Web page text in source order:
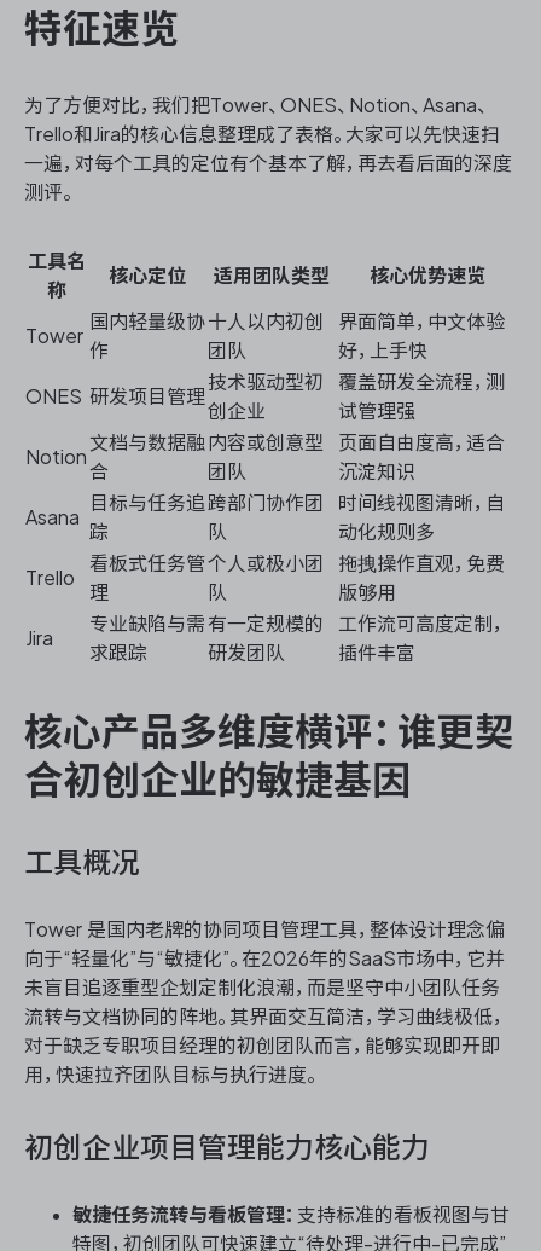
特征速览
为了方便对比，我们把Tower、ONES、Notion、Asana、
Trello和Jira的核心信息整理成了表格。大家可以先快速扫
一遍，对每个工具的定位有个基本了解，再去看后面的深度
测评。
工具名
称
核心定位 适用团队类型 核心优势速览
Tower
国内轻量级协
作
十人以内初创
团队
界面简单，中文体验
好，上手快
ONES 研发项目管理
技术驱动型初
创企业
覆盖研发全流程，测
试管理强
Notion
文档与数据融
合
内容或创意型
团队
页面自由度高，适合
沉淀知识
Asana
目标与任务追
踪
跨部门协作团
队
时间线视图清晰，自
动化规则多
Trello
看板式任务管
理
个人或极小团
队
拖拽操作直观，免费
版够用
Jira
专业缺陷与需
求跟踪
有一定规模的
研发团队
工作流可高度定制，
插件丰富
核心产品多维度横评：谁更契
合初创企业的敏捷基因
工具概况
Tower 是国内老牌的协同项目管理工具，整体设计理念偏
向于“轻量化”与“敏捷化”。在2026年的SaaS市场中，它并
未盲目追逐重型企划定制化浪潮，而是坚守中小团队任务
流转与文档协同的阵地。其界面交互简洁，学习曲线极低，
对于缺乏专职项目经理的初创团队而言，能够实现即开即
用，快速拉齐团队目标与执行进度。
初创企业项目管理能力核心能力
敏捷任务流转与看板管理： 支持标准的看板视图与甘
特图，初创团队可快速建立“待处理-进行中-已完成”